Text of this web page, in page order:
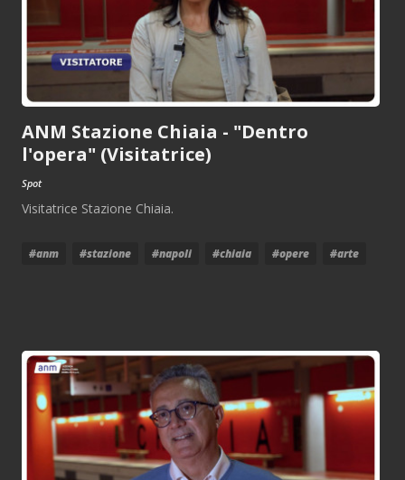
ANM Stazione Chiaia - "Dentro
l'opera" (Visitatrice)
Spot
Visitatrice Stazione Chiaia.
#anm #stazione #napoli #chiaia #opere #arte